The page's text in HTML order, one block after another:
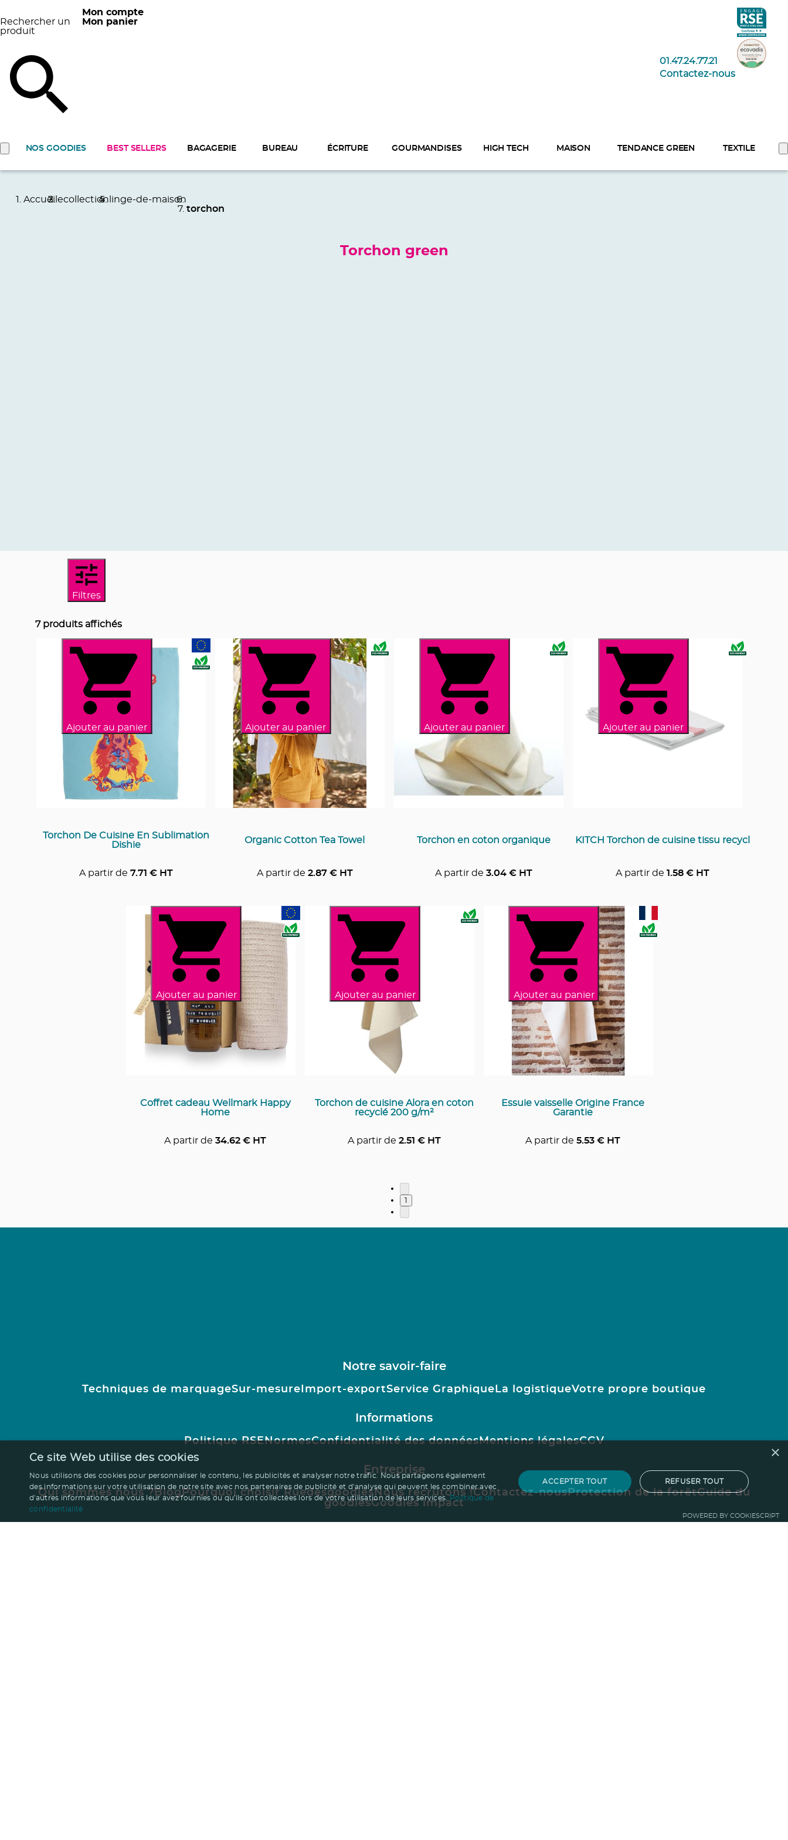
Rechercher un
produit
Mon compte
Mon panier
01.47.24.77.21
Contactez-nous
NOS GOODIES BEST SELLERS BAGAGERIE BUREAU ÉCRITURE GOURMANDISES HIGH TECH MAISON TENDANCE GREEN TEXTILE
Accueil ecollection linge-de-maison
torchon
Torchon green
Filtres
7produits affichés
Ajouter au panier
Torchon De Cuisine En Sublimation
Dishie
A partir de 7.71 € HT
Ajouter au panier
Organic Cotton Tea Towel
A partir de 2.87€ HT
Ajouter au panier
Torchon en coton organique
A partir de 3.04€ HT
Ajouter au panier
KITCH Torchon de cuisine tissu recycl
A partir de 1.58€ HT
Ajouter au panier
Coffret cadeau Wellmark Happy
Home
A partir de 34.62 € HT
Ajouter au panier
Torchon de cuisine Alora en coton
recyclé 200 g/m²
A partir de 2.51 € HT
Ajouter au panier
Essuie vaisselle Origine France
Garantie
A partir de 5.53 € HT
1
Notre savoir-faire
Techniques de marquageSur-mesure Import-exportService Graphique La logistiqueVotre propre boutique
Informations
Politique RSENormesConfidentialité des donnéesMentions légalesCGV
Entreprise
Qui sommes nous ?BlogPourquoi choisir RuedesgoodiesNous recrutons !Contactez-nousProtection de la forêtGuide du
goodiesGoodies impact
×
Ce site Web utilise des cookies
Nous utilisons des cookies pour personnaliser le contenu, les publicités et analyser notre trafic. Nous partageons également
des informations sur votre utilisation de notre site avec nos partenaires de publicité et d'analyse qui peuvent les combiner avec
d'autres informations que vous leur avez fournies ou qu'ils ont collectées lors de votre utilisation de leurs services.Politique de
confidentialité
ACCEPTER TOUT REFUSER TOUT
POWERED BY COOKIESCRIPT